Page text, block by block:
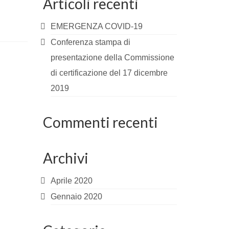
Articoli recenti
EMERGENZA COVID-19
Conferenza stampa di
presentazione della Commissione
di certificazione del 17 dicembre
2019
Commenti recenti
Archivi
Aprile 2020
Gennaio 2020